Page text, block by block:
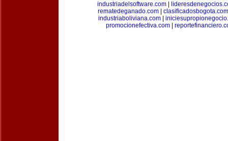
industriadelsoftware.com
rematedeganado.com| clasificadosbogota.com
industriaboliviana.com|
promocionefectiva.com